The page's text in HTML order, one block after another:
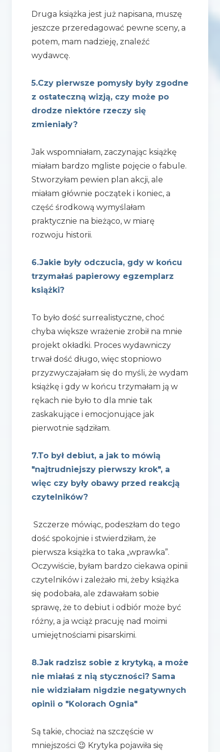
Druga książka jest już napisana, muszę
jeszcze przeredagować pewne sceny, a
potem, mam nadzieję, znaleźć
wydawcę.
5.Czy pierwsze pomysły były zgodne
z ostateczną wizją, czy może po
drodze niektóre rzeczy się
zmieniały?
Jak wspomniałam, zaczynając książkę
miałam bardzo mgliste pojęcie o fabule.
Stworzyłam pewien plan akcji, ale
miałam głównie początek i koniec, a
część środkową wymyślałam
praktycznie na bieżąco, w miarę
rozwoju historii.
6.Jakie były odczucia, gdy w końcu
trzymałaś papierowy egzemplarz
książki?
To było dość surrealistyczne, choć
chyba większe wrażenie zrobił na mnie
projekt okładki. Proces wydawniczy
trwał dość długo, więc stopniowo
przyzwyczajałam się do myśli, że wydam
książkę i gdy w końcu trzymałam ją w
rękach nie było to dla mnie tak
zaskakujące i emocjonujące jak
pierwotnie sądziłam.
7.To był debiut, a jak to mówią
"najtrudniejszy pierwszy krok", a
więc czy były obawy przed reakcją
czytelników?
Szczerze mówiąc, podeszłam do tego
dość spokojnie i stwierdziłam, że
pierwsza książka to taka „wprawka”.
Oczywiście, byłam bardzo ciekawa opinii
czytelników i zależało mi, żeby książka
się podobała, ale zdawałam sobie
sprawę, że to debiut i odbiór może być
różny, a ja wciąż pracuję nad moimi
umiejętnościami pisarskimi.
8.Jak radzisz sobie z krytyką, a może
nie miałaś z nią styczności? Sama
nie widziałam nigdzie negatywnych
opinii o "Kolorach Ognia"
Są takie, chociaż na szczęście w
mniejszości 😉 Krytyka pojawiła się